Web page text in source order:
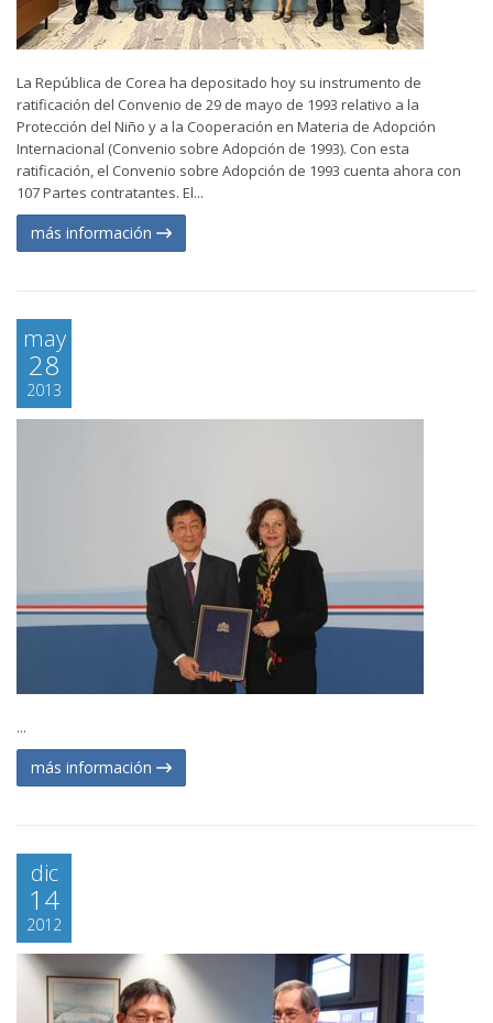
La República de Corea ha depositado hoy su instrumento de
ratificación del Convenio de 29 de mayo de 1993 relativo a la
Protección del Niño y a la Cooperación en Materia de Adopción
Internacional (Convenio sobre Adopción de 1993). Con esta
ratificación, el Convenio sobre Adopción de 1993 cuenta ahora con
107 Partes contratantes. El...
más información
may
28
2013
...
más información
dic
14
2012